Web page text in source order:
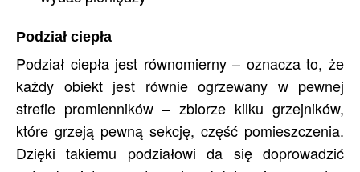
Podział ciepła
Podział ciepła jest równomierny – oznacza to, że
każdy obiekt jest równie ogrzewany w pewnej
strefie promienników – zbiorze kilku grzejników,
które grzeją pewną sekcję, część pomieszczenia.
Dzięki takiemu podziałowi da się doprowadzić